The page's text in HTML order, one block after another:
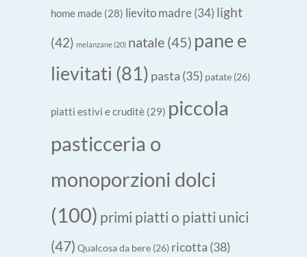
home made (28) lievito madre(34) light
(42) melanzane(20) natale (45) pane e
lievitati (81) pasta (35) patate (26)
piatti estivi e cruditè (29) piccola
pasticceria o
monoporzioni dolci
(100) primi piatti o piatti unici
(47) Qualcosa da bere (26) ricotta (38)